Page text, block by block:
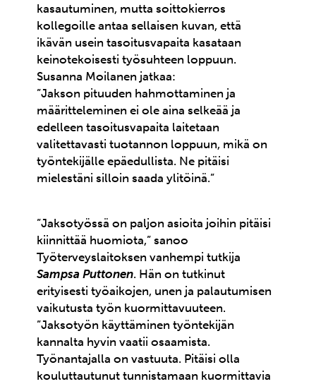
kasautuminen, mutta soittokierros
kollegoille antaa sellaisen kuvan, että
ikävän usein tasoitusvapaita kasataan
keinotekoisesti työsuhteen loppuun.
Susanna Moilanen jatkaa:
”Jakson pituuden hahmottaminen ja
määritteleminen ei ole aina selkeää ja
edelleen tasoitusvapaita laitetaan
valitettavasti tuotannon loppuun, mikä on
työntekijälle epäedullista. Ne pitäisi
mielestäni silloin saada ylitöinä.”
”Jaksotyössä on paljon asioita joihin pitäisi
kiinnittää huomiota,” sanoo
Työterveyslaitoksen vanhempi tutkija
Sampsa Puttonen. Hän on tutkinut
erityisesti työaikojen, unen ja palautumisen
vaikutusta työn kuormittavuuteen.
”Jaksotyön käyttäminen työntekijän
kannalta hyvin vaatii osaamista.
Työnantajalla on vastuuta. Pitäisi olla
kouluttautunut tunnistamaan kuormittavia